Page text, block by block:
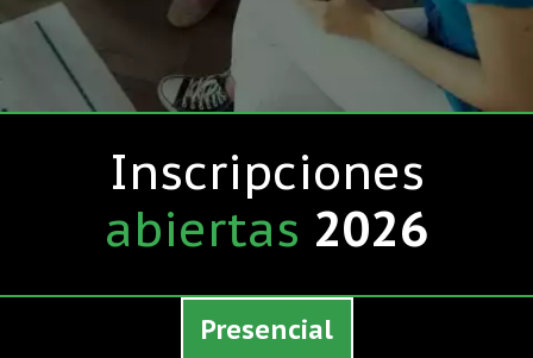
Inscripciones
abiertas 2026
Presencial